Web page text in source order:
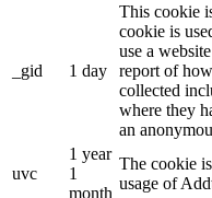
_gid 1 day
This cookie
cookie is
use a
report of
collected
where they
an
uvc
1 year
1
month
The cookie
usage of